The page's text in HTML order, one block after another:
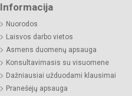
Informacija
Nuorodos
Laisvos darbo vietos
Asmens duomenų apsauga
Konsultavimasis su visuomene
Dažniausiai užduodami klausimai
Pranešėjų apsauga